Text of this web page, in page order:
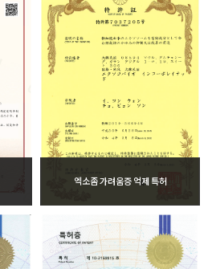
엑소좀 가려움증 억제 특허